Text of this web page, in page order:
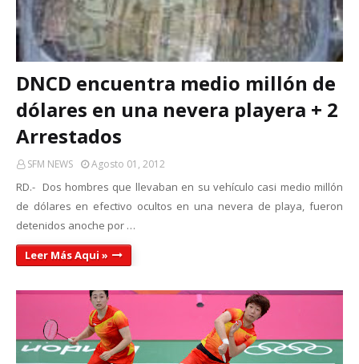
DNCD encuentra medio millón de
dólares en una nevera playera + 2
Arrestados
SFM NEWS Agosto 01, 2012
RD.- Dos hombres que llevaban en su vehículo casi medio millón
de dólares en efectivo ocultos en una nevera de playa, fueron
detenidos anoche por …
Leer Más Aqui »